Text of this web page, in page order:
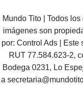
Mundo Tito | Todos
imágenes son
por: Control Ads | Este
RUT 77.584.623-2,
Bodega 0231, Lo
a